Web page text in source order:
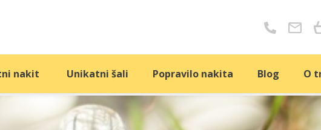
nakit Unikatni šali Popravilo nakita Blog O